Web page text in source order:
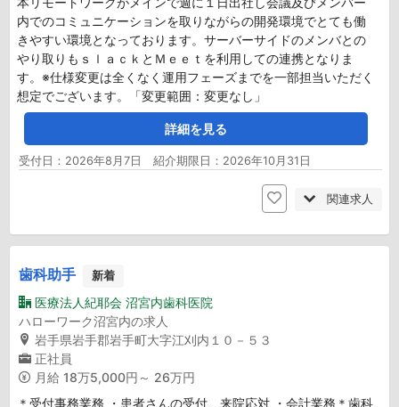
内でのコミュニケーションを取りながらの開発環境でとても働
きやすい環境となっております。サーバーサイドのメンバとの
やり取りもｓｌａｃｋとＭｅｅｔを利用しての連携となりま
す。※仕様変更は全くなく運用フェーズまでを一部担当いただく
想定でございます。「変更範囲：変更なし」
詳細を見る
受付日：2026年8月7日 紹介期限日：2026年10月31日
関連求人
歯科助手 新着
医療法人紀耶会 沼宮内歯科医院
ハローワーク沼宮内の求人
岩手県岩手郡岩手町大字江刈内１０－５３
正社員
月給 18万5,000円～ 26万円
＊受付事務業務 ・患者さんの受付、来院応対 ・会計業務＊歯科